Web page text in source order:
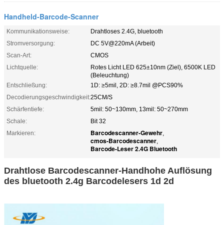
Handheld-Barcode-Scanner
Kommunikationsweise:
Drahtloses 2.4G, bluetooth
Stromversorgung:
DC 5V@220mA (Arbeit)
Scan-Art:
CMOS
Lichtquelle:
Rotes Licht LED 625±10nm (Ziel), 6500K LED
(Beleuchtung)
Entschließung:
1D: ≥5mil, 2D: ≥8.7mil @PCS90%
Decodierungsgeschwindigkeit:25CM/S
Schärfentiefe:
5mil: 50~130mm, 13mil: 50~270mm
Schale:
Bit 32
Markieren:
Barcodescanner-Gewehr,
cmos-Barcodescanner,
Barcode-Leser 2.4G Bluetooth
Drahtlose Barcodescanner-Handhohe Auflösung
des bluetooth 2.4g Barcodelesers 1d 2d